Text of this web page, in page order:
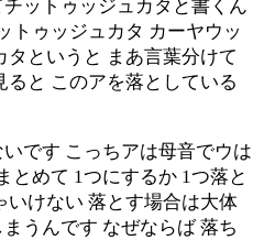
ットゥッジュカタと書くん
トゥッジュカタ カーヤウッ
タというと まあ言葉分けて
ると このアを落としている
です こっちアは母音でウは
とめて 1つにするか 1つ落と
いけない 落とす場合は大体
うんです なぜならば 落ち